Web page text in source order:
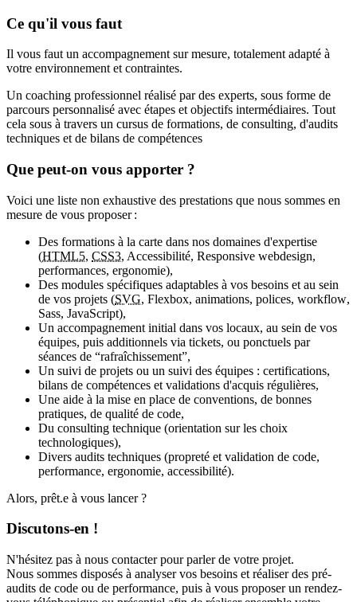
Ce qu'il vous faut
Il vous faut un accompagnement sur mesure, totalement adapté à
votre environnement et contraintes.
Un coaching professionnel réalisé par des experts, sous forme de
parcours personnalisé avec étapes et objectifs intermédiaires. Tout
cela sous à travers un cursus de formations, de consulting, d'audits
techniques et de bilans de compétences
Que peut-on vous apporter ?
Voici une liste non exhaustive des prestations que nous sommes en
mesure de vous proposer :
Des formations à la carte dans nos domaines d'expertise
(HTML5, CSS3, Accessibilité, Responsive webdesign,
performances, ergonomie),
Des modules spécifiques adaptables à vos besoins et au sein
de vos projets (SVG, Flexbox, animations, polices, workflow,
Sass, JavaScript),
Un accompagnement initial dans vos locaux, au sein de vos
équipes, puis additionnels via tickets, ou ponctuels par
séances de “rafraîchissement”,
Un suivi de projets ou un suivi des équipes : certifications,
bilans de compétences et validations d'acquis régulières,
Une aide à la mise en place de conventions, de bonnes
pratiques, de qualité de code,
Du consulting technique (orientation sur les choix
technologiques),
Divers audits techniques (propreté et validation de code,
performance, ergonomie, accessibilité).
Alors, prêt.e à vous lancer ?
Discutons-en !
N'hésitez pas à nous contacter pour parler de votre projet.
Nous sommes disposés à analyser vos besoins et réaliser des pré-
audits de code ou de performance, puis à vous proposer un rendez-